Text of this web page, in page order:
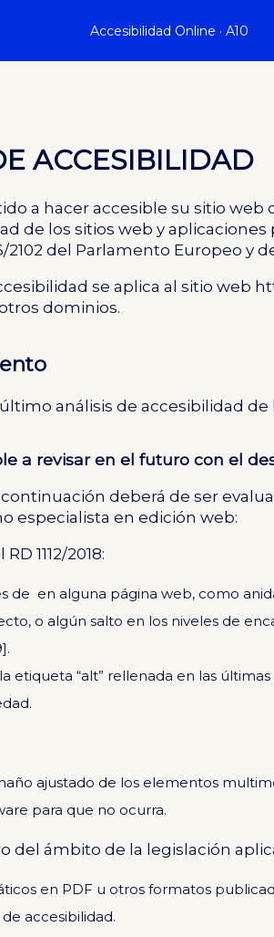
Accesibilidad Online · A10
ACCESIBILIDAD
a hacer accesible su sitio web
de los sitios web y
2102 del Parlamento Europeo y
se aplica al sitio web
dominios.
análisis de accesibilidad de
a revisar en el futuro con el
deberá de ser
especialista en edición web:
1112/2018:
de en alguna página web, como
o algún salto en los niveles de
etiqueta “alt” rellenada en las
ajustado de los elementos
para que no ocurra.
del ámbito de la legislación
en PDF u otros formatos
accesibilidad.